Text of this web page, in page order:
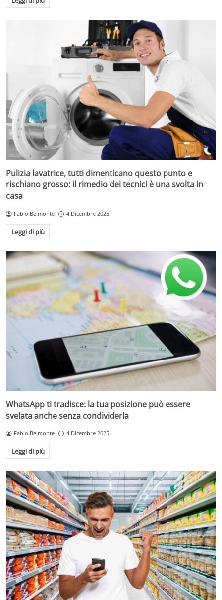
Pulizia lavatrice, tutti dimenticano questo punto e
rischiano grosso: il rimedio dei tecnici è una svolta in
casa
Fabio Belmonte 4 Dicembre 2025
Leggi di più
WhatsApp ti tradisce: la tua posizione può essere
svelata anche senza condividerla
Fabio Belmonte 4 Dicembre 2025
Leggi di più